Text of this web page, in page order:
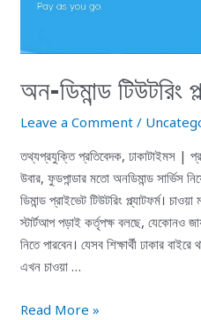
অন-ডিমান্ড টিউটরিং
Leave a Comment /
তথ্যপ্রযুক্তি প্রতিবেদক, ঢাকাটাইমস |
উবার, ফুডপান্ডার মতো অনডিমান্ড
ডিমান্ড প্রাইভেট টিউটরিং প্ল্যাটফর্ম।
স্টার্টআপ পড়াই কর্তৃপক্ষ বলছে, যেকোনও
নিতে পারবেন। যেসব শিক্ষার্থী ঢাকার
এখন চাওয়া …
Read More »